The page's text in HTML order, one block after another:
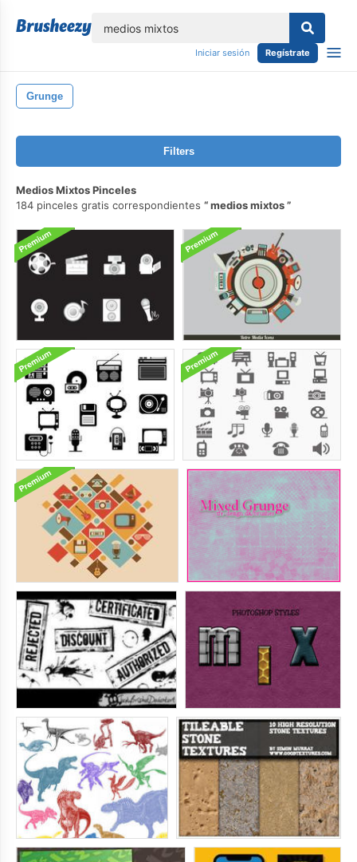
Iniciar sesión Regístrate
Grunge
Filters
Medios Mixtos Pinceles
184 pinceles gratis correspondientes
medios mixtos